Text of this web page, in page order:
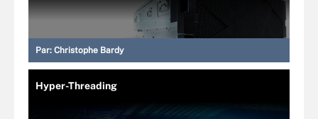
Par: Christophe Bardy
Hyper-Threading